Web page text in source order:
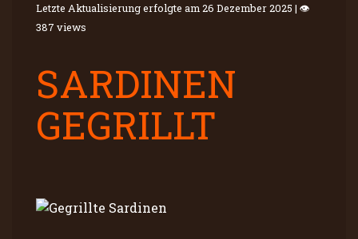
Letzte Aktualisierung erfolgte am 26 Dezember 2025 | 👁
387 views
SARDINEN
GEGRILLT